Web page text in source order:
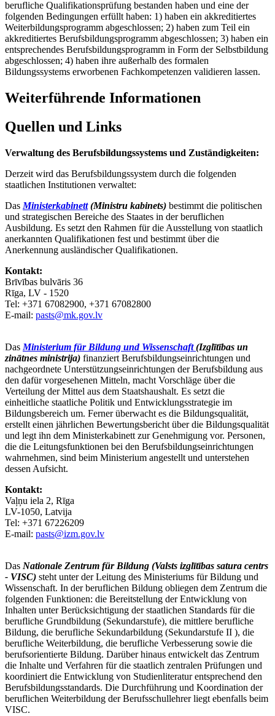
berufliche Qualifikationsprüfung bestanden haben und eine der
folgenden Bedingungen erfüllt haben: 1) haben ein akkreditiertes
Weiterbildungsprogramm abgeschlossen; 2) haben zum Teil ein
akkreditiertes Berufsbildungsprogramm abgeschlossen; 3) haben ein
entsprechendes Berufsbildungsprogramm in Form der Selbstbildung
abgeschlossen; 4) haben ihre außerhalb des formalen
Bildungssystems erworbenen Fachkompetenzen validieren lassen.
Weiterführende Informationen
Quellen und Links
Verwaltung des Berufsbildungssystems und Zuständigkeiten:
Derzeit wird das Berufsbildungssystem durch die folgenden
staatlichen Institutionen verwaltet:
Das Ministerkabinett(Ministru kabinets) bestimmt die politischen
und strategischen Bereiche des Staates in der beruflichen
Ausbildung. Es setzt den Rahmen für die Ausstellung von staatlich
anerkannten Qualifikationen fest und bestimmt über die
Anerkennung ausländischer Qualifikationen.
Kontakt:
Brīvības bulvāris 36
Rīga, LV - 1520
Tel: +371 67082900, +371 67082800
E-mail: pasts@mk.gov.lv
Das Ministerium für Bildung und Wissenschaft(Izglītības un
zinātnes ministrija) finanziert Berufsbildungseinrichtungen und
nachgeordnete Unterstützungseinrichtungen der Berufsbildung aus
den dafür vorgesehenen Mitteln, macht Vorschläge über die
Verteilung der Mittel aus dem Staatshaushalt. Es setzt die
einheitliche staatliche Politik und Entwicklungsstrategie im
Bildungsbereich um. Ferner überwacht es die Bildungsqualität,
erstellt einen jährlichen Bewertungsbericht über die Bildungsqualität
und legt ihn dem Ministerkabinett zur Genehmigung vor. Personen,
die die Leitungsfunktionen bei den Berufsbildungseinrichtungen
wahrnehmen, sind beim Ministerium angestellt und unterstehen
dessen Aufsicht.
Kontakt:
Vaļņu iela 2, Rīga
LV-1050, Latvija
Tel: +371 67226209
E-mail: pasts@izm.gov.lv
Das Nationale Zentrum für Bildung (Valsts izglītības satura centrs
- VISC) steht unter der Leitung des Ministeriums für Bildung und
Wissenschaft. In der beruflichen Bildung obliegen dem Zentrum die
folgenden Funktionen: die Bereitstellung der Entwicklung von
Inhalten unter Berücksichtigung der staatlichen Standards für die
berufliche Grundbildung (Sekundarstufe), die mittlere berufliche
Bildung, die berufliche Sekundarbildung (Sekundarstufe II ), die
berufliche Weiterbildung, die berufliche Verbesserung sowie die
berufsorientierte Bildung. Darüber hinaus entwickelt das Zentrum
die Inhalte und Verfahren für die staatlich zentralen Prüfungen und
koordiniert die Entwicklung von Studienliteratur entsprechend den
Berufsbildungsstandards. Die Durchführung und Koordination der
beruflichen Weiterbildung der Berufsschullehrer liegt ebenfalls beim
VISC.